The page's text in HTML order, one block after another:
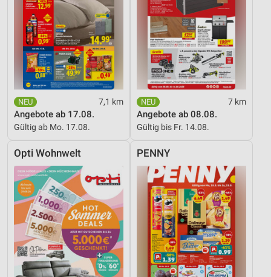
7,1 km
Angebote ab 17.08.
Gültig ab Mo. 17.08.
7 km
Angebote ab 08.08.
Gültig bis Fr. 14.08.
Opti Wohnwelt PENNY